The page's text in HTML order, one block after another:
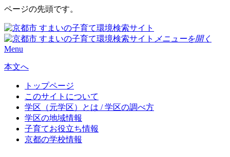
ページの先頭です。
メニューを開く
Menu
本文へ
トップページ
このサイトについて
学区（元学区）とは / 学区の調べ方
学区の地域情報
子育てお役立ち情報
京都の学校情報